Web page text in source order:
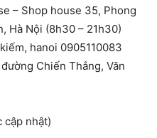
– Shop house 35, Phong
Hà Nội (8h30 – 21h30)
hanoi 0905110083
Chiến Thắng, Văn
cập nhật)